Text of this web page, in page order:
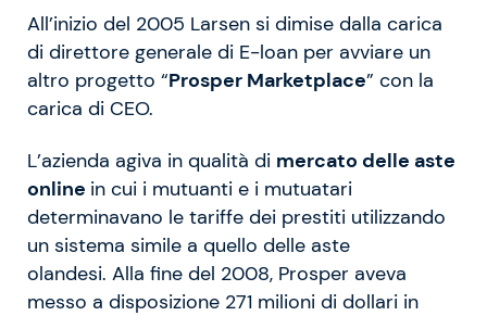
All’inizio del 2005 Larsen si dimise dalla carica
di direttore generale di E-loan per avviare un
altro progetto “Prosper Marketplace” con la
carica di CEO.
L’azienda agiva in qualità di mercato delle aste
online in cui i mutuanti e i mutuatari
determinavano le tariffe dei prestiti utilizzando
un sistema simile a quello delle aste
olandesi. Alla fine del 2008, Prosper aveva
messo a disposizione 271 milioni di dollari in